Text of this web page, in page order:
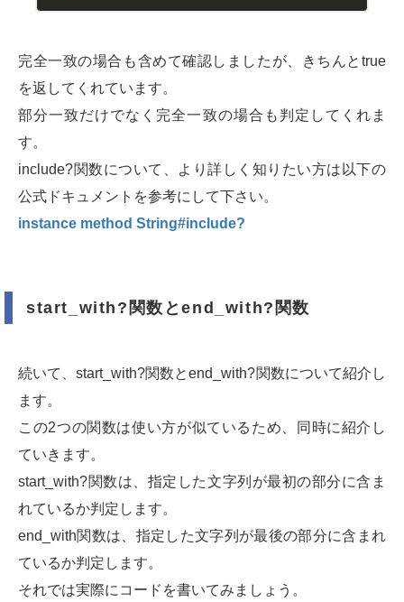
完全一致の場合も含めて確認しましたが、きちんとtrue
を返してくれています。
部分一致だけでなく完全一致の場合も判定してくれま
す。
include?関数について、より詳しく知りたい方は以下の
公式ドキュメントを参考にして下さい。
instance method String#include?
start_with?関数とend_with?関数
続いて、start_with?関数とend_with?関数について紹介し
ます。
この2つの関数は使い方が似ているため、同時に紹介し
ていきます。
start_with?関数は、指定した文字列が最初の部分に含ま
れているか判定します。
end_with関数は、指定した文字列が最後の部分に含まれ
ているか判定します。
それでは実際にコードを書いてみましょう。